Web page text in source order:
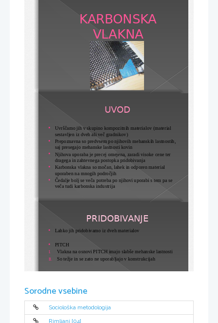
KARBONSKA
VLAKNA
UVOD

Uvrščamo jih v skupino kompozitnih materialov (material
sestavljen iz dveh ali več gradnikov)

Prepoznavna so predvsem po njihovih mehanskih lastnostih,
saj presegajo mehanske lastnosti kovin

Njihova uporaba je precej omejena, zaradi visoke cene ter
dragega in zahtevnega postopka pridobivanja

Karbonska vlakna so močan, lahek in odporen material
uporaben na mnogih področjih

Čedalje bolj se veča potreba po njihovi uporabi s tem pa se
veča tudi karbonska industrija
PRIDOBIVANJE
 Lahko jih pridobivamo iz dveh materialov
 PITCH
I. Vlakna na osnovi PITCH imajo slabše mehanske lastnosti
II. So težje in se zato ne uporabljajo v konstrukcijah
 PAN (poliakrilnitril)
3. Najbolj razširjena karbonska vlakna na svetu
Sorodne vsebine
Sociološka metodologija
Rimljani [04]